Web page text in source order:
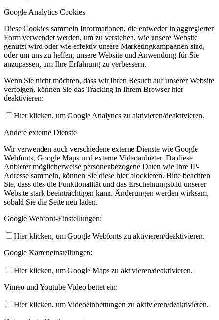
Google Analytics Cookies
Diese Cookies sammeln Informationen, die entweder in aggregierter
Form verwendet werden, um zu verstehen, wie unsere Website
genutzt wird oder wie effektiv unsere Marketingkampagnen sind,
oder um uns zu helfen, unsere Website und Anwendung für Sie
anzupassen, um Ihre Erfahrung zu verbessern.
Wenn Sie nicht möchten, dass wir Ihren Besuch auf unserer Website
verfolgen, können Sie das Tracking in Ihrem Browser hier
deaktivieren:
Hier klicken, um Google Analytics zu aktivieren/deaktivieren.
Andere externe Dienste
Wir verwenden auch verschiedene externe Dienste wie Google
Webfonts, Google Maps und externe Videoanbieter. Da diese
Anbieter möglicherweise personenbezogene Daten wie Ihre IP-
Adresse sammeln, können Sie diese hier blockieren. Bitte beachten
Sie, dass dies die Funktionalität und das Erscheinungsbild unserer
Website stark beeinträchtigen kann. Änderungen werden wirksam,
sobald Sie die Seite neu laden.
Google Webfont-Einstellungen:
Hier klicken, um Google Webfonts zu aktivieren/deaktivieren.
Google Karteneinstellungen:
Hier klicken, um Google Maps zu aktivieren/deaktivieren.
Vimeo und Youtube Video bettet ein:
Hier klicken, um Videoeinbettungen zu aktivieren/deaktivieren.